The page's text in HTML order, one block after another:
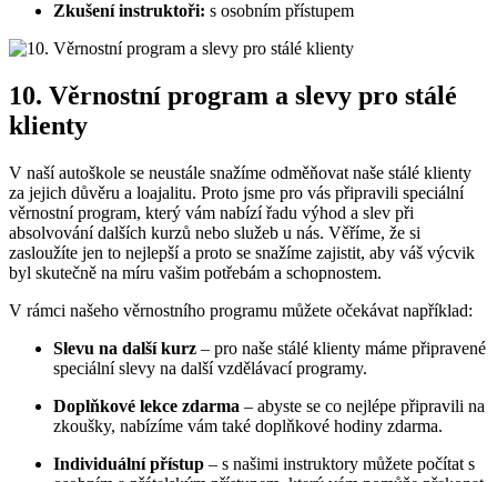
Zkušení instruktoři: s osobním přístupem
10. Věrnostní program a slevy pro stálé
klienty
V naší autoškole se neustále snažíme odměňovat naše stálé klienty
za jejich důvěru a loajalitu. Proto jsme pro vás připravili speciální
věrnostní program, který vám nabízí řadu výhod a slev při
absolvování dalších kurzů nebo služeb u nás. Věříme, že si
zasloužíte jen to nejlepší a proto se snažíme zajistit, aby váš výcvik
byl skutečně na míru vašim potřebám a schopnostem.
V rámci našeho věrnostního programu můžete očekávat například:
Slevu na další kurz – pro naše stálé klienty máme připravené
speciální slevy na další vzdělávací programy.
Doplňkové lekce zdarma – abyste se co nejlépe připravili na
zkoušky, nabízíme vám také doplňkové hodiny zdarma.
Individuální přístup – s našimi instruktory můžete počítat s